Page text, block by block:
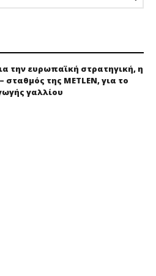
την ευρωπαϊκή στρατηγική, η
της METLEN, για το
γαλλίου